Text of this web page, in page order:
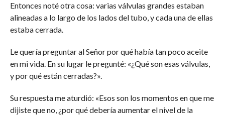
Entonces noté otra cosa: varias válvulas grandes estaban
alineadas a lo largo de los lados del tubo, y cada una de ellas
estaba cerrada.
Le quería preguntar al Señor por qué había tan poco aceite
en mi vida. En su lugar le pregunté: «¿Qué son esas válvulas,
y por qué están cerradas?».
Su respuesta me aturdió: «Esos son los momentos en que me
dijiste que no, ¿por qué debería aumentar el nivel de la